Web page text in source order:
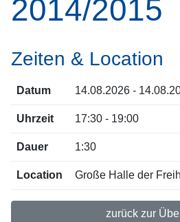
2014/2015
Zeiten & Location
Datum 14.08.2026 -
Uhrzeit 17:30 - 19:00
Dauer 1:30
Location Große Halle der
zurück zur